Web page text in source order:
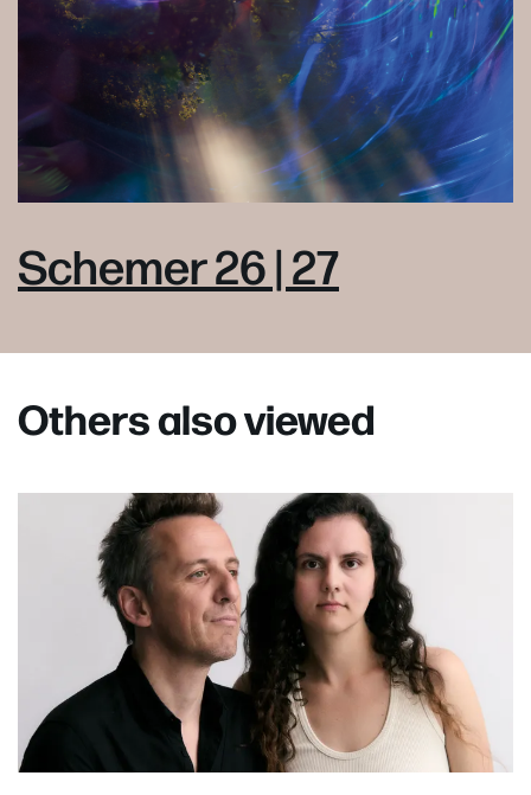
Schemer 26 | 27
Others also viewed